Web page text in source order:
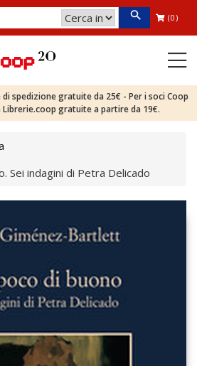
(0)
spedizione gratuite da 25€ - Per i soci Coop
gratuite a partire da 19€.
Sei indagini di Petra Delicado